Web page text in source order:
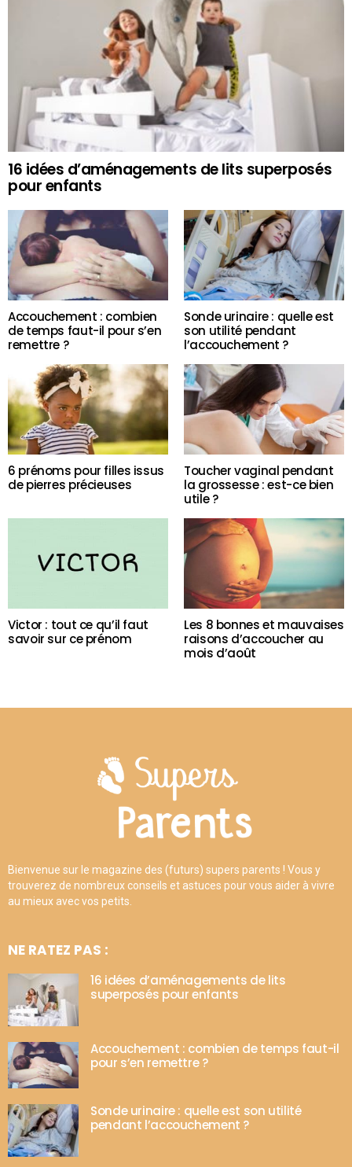
16 idées d’aménagements de lits superposés
pour enfants
Accouchement : combien
de temps faut-il pour s’en
remettre ?
Sonde urinaire : quelle est
son utilité pendant
l’accouchement ?
6 prénoms pour filles issus
de pierres précieuses
Toucher vaginal pendant
la grossesse : est-ce bien
utile ?
Victor : tout ce qu’il faut
savoir sur ce prénom
Les 8 bonnes et mauvaises
raisons d’accoucher au
mois d’août
Bienvenue sur le magazine des (futurs) supers parents ! Vous y
trouverez de nombreux conseils et astuces pour vous aider à vivre
au mieux avec vos petits.
NE RATEZ PAS :
16 idées d’aménagements de lits
superposés pour enfants
Accouchement : combien de temps faut-il
pour s’en remettre ?
Sonde urinaire : quelle est son utilité
pendant l’accouchement ?